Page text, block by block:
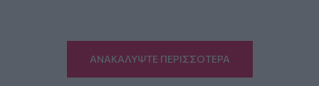
ΑΝΑΚΑΛΥΨΤΕ ΠΕΡΙΣΣΟΤΕΡΑ